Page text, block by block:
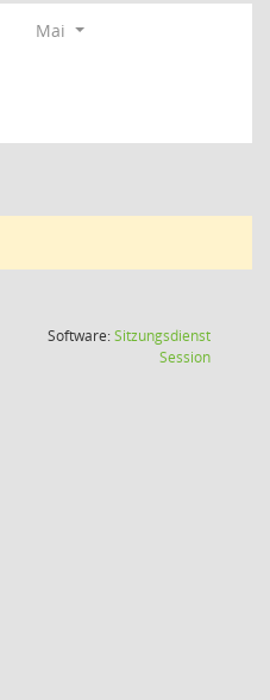
Mai
Software:Sitzungsdienst
Session(Wird in